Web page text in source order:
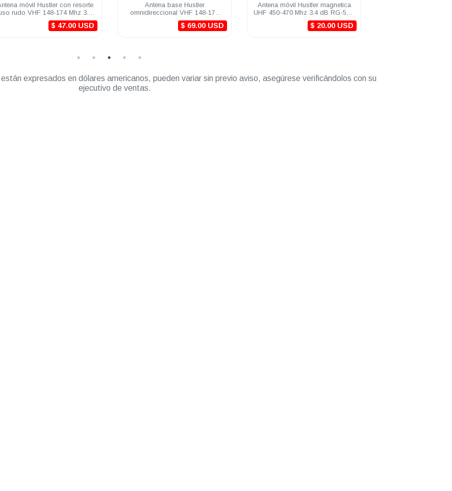
Antena base Hustler
omnidireccional VHF 148-174
Mhz 3 dB SO-239 aluminio
$ 69.00 USD
Antena móvil Hustler magnetica
UHF 450-470 Mhz 3.4 dB RG-58U
(4.5m) mini-UHF
$ 20.00 USD
Antena móvil Hustler magnética
UHF 450-470Mhz 5.2 dB conector
UHF macho
$ 24.00 USD
están expresados en dólares americanos, pueden variar sin previo aviso, asegúrese verificándolos con su
ejecutivo de ventas.